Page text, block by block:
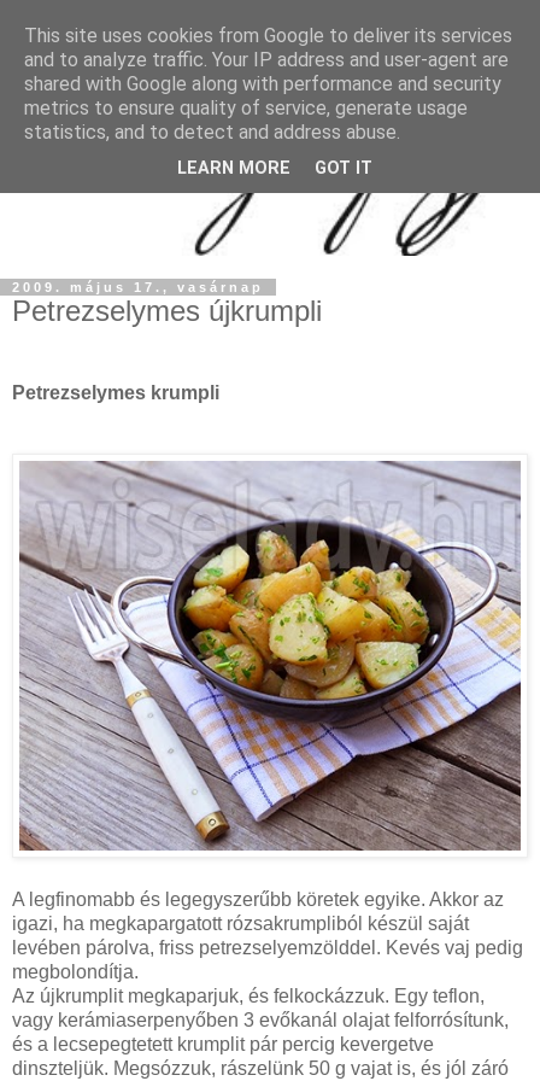
2009. május 17., vasárnap
Petrezselymes újkrumpli
Petrezselymes krumpli
A legfinomabb és legegyszerűbb köretek egyike. Akkor az
igazi, ha megkapargatott rózsakrumpliból készül saját
levében párolva, friss petrezselyemzölddel. Kevés vaj pedig
megbolondítja.
Az újkrumplit megkaparjuk, és felkockázzuk. Egy teflon,
vagy kerámiaserpenyőben 3 evőkanál olajat felforrósítunk,
és a lecsepegtetett krumplit pár percig kevergetve
dinszteljük. Megsózzuk, rászelünk 50 g vajat is, és jól záró
This site uses cookies from Google to deliver its services
and to analyze traffic. Your IP address and user-agent are
shared with Google along with performance and security
metrics to ensure quality of service, generate usage
statistics, and to detect and address abuse.
LEARN MORE GOT IT